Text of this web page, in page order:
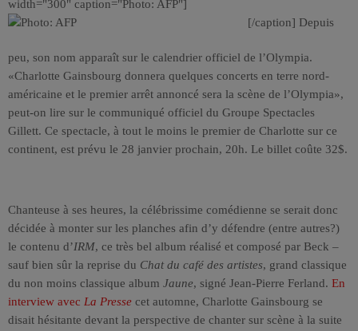
width="300" caption="Photo: AFP"]
[/caption] Depuis
peu, son nom apparaît sur le calendrier officiel de l’Olympia.
«Charlotte Gainsbourg donnera quelques concerts en terre nord-
américaine et le premier arrêt annoncé sera la scène de l’Olympia»,
peut-on lire sur le communiqué officiel du Groupe Spectacles
Gillett. Ce spectacle, à tout le moins le premier de Charlotte sur ce
continent, est prévu le 28 janvier prochain, 20h. Le billet coûte 32$.
Chanteuse à ses heures, la célébrissime comédienne se serait donc
décidée à monter sur les planches afin d’y défendre (entre autres?)
le contenu d’IRM, ce très bel album réalisé et composé par Beck –
sauf bien sûr la reprise du Chat du café des artistes, grand classique
du non moins classique album Jaune, signé Jean-Pierre Ferland. En
interview avec La Presse cet automne, Charlotte Gainsbourg se
disait hésitante devant la perspective de chanter sur scène à la suite